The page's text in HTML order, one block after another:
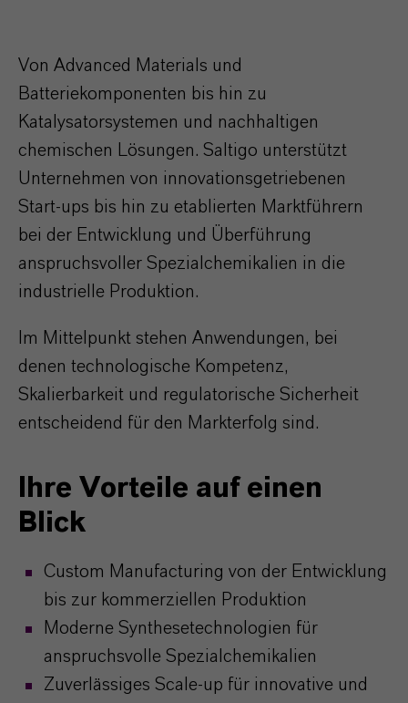
Von Advanced Materials und
Batteriekomponenten bis hin zu
Katalysatorsystemen und nachhaltigen
chemischen Lösungen. Saltigo unterstützt
Unternehmen von innovationsgetriebenen
Start-ups bis hin zu etablierten Marktführern
bei der Entwicklung und Überführung
anspruchsvoller Spezialchemikalien in die
industrielle Produktion.
Im Mittelpunkt stehen Anwendungen, bei
denen technologische Kompetenz,
Skalierbarkeit und regulatorische Sicherheit
entscheidend für den Markterfolg sind.
Ihre Vorteile auf einen
Blick
Custom Manufacturing von der Entwicklung
bis zur kommerziellen Produktion
Moderne Synthesetechnologien für
anspruchsvolle Spezialchemikalien
Zuverlässiges Scale-up für innovative und